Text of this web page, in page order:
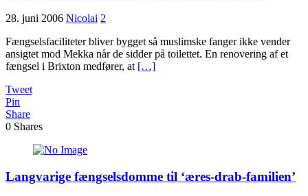
28. juni 2006 Nicolai 2
Fængselsfaciliteter bliver bygget så muslimske fanger ikke vender
ansigtet mod Mekka når de sidder på toilettet. En renovering af et
fængsel i Brixton medfører, at […]
Tweet
Pin
Share
0 Shares
Langvarige fængselsdomme til ‘æres-drab-familien’